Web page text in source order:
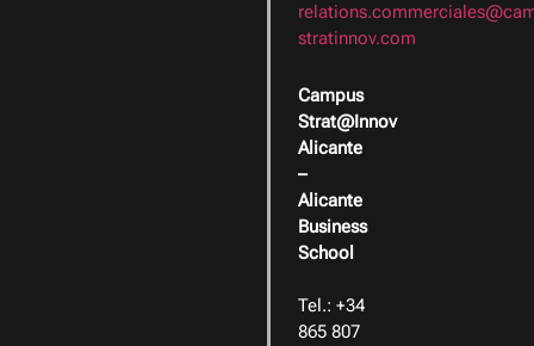
stratinnov.com
Campus
Strat@Innov
Alicante
–
Alicante
Business
School
Tel.: +34
865 807